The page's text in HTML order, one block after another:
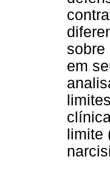
sobre
em
limite